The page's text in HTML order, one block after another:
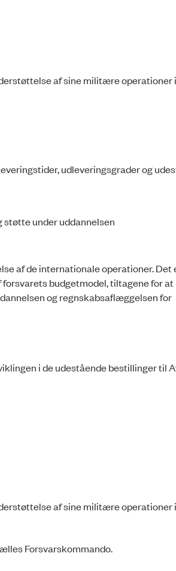
af sine militære operationer i
udleveringsgrader og
under uddannelsen
af de internationale operationer. Det
budgetmodel, tiltagene for at
og regnskabsaflæggelsen for
i de udestående bestillinger til
af sine militære operationer i
For­svars­kom­mando.